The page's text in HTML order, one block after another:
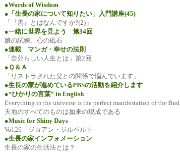
●Words of Wisdom
●「生長の家について知りたい」入門講座(45)
「『善』とはなんですか?(2)」
●一緒に世界を見よう 第34回
娘の試練、心の砥石
●連載 マンガ・幸せの法則
「自分らしい人生とは」第2回
●Ｑ＆Ａ
「リストラされた父との関係で悩んでいます」
●生長の家が進めているPBSの活動を紹介します
●“ひかりの言葉” in English
Everything in the universe is the perfect manifestation of the
天地のすべてのものは如来の現成である
●Music for Shiny Days
Vol.26 ジョアン・ジルベルト
●生長の家インフォメーション
生長の家の生活法とは？